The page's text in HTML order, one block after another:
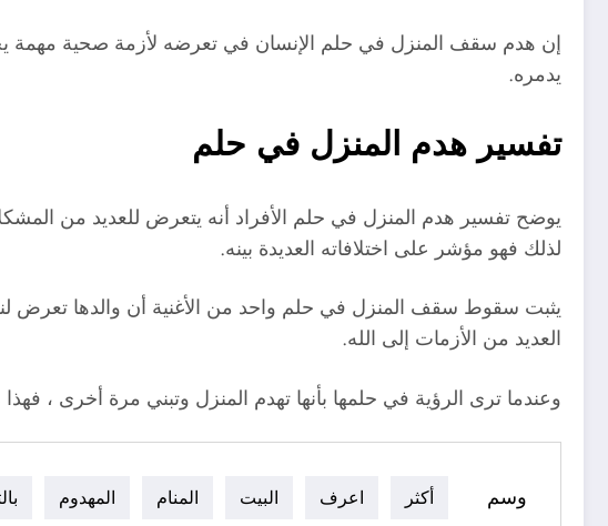
إن هدم سقف المنزل في حلم الإنسان في تعرضه لأزمة صحية مهمة
يدمره.
تفسير هدم المنزل في حلم
يوضح تفسير هدم المنزل في حلم الأفراد أنه يتعرض للعديد من
لذلك فهو مؤشر على اختلافاته العديدة بينه.
يثبت سقوط سقف المنزل في حلم واحد من الأغنية أن والدها تعرض
العديد من الأزمات إلى الله.
وعندما ترى الرؤية في حلمها بأنها تهدم المنزل وتبني مرة أخرى ،
وسم أكثر اعرف البيت المنام المهدوم